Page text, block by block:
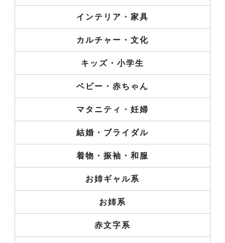
インテリア・家具
カルチャー・文化
キッズ・小学生
ベビー・赤ちゃん
マタニティ・妊婦
結婚・ブライダル
着物・振袖・和服
お姉ギャル系
お姉系
赤文字系